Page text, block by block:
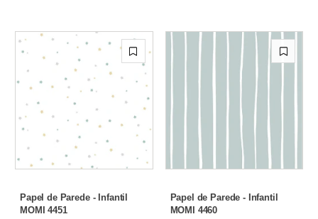
Papel de Parede - Infantil
MOMI 4451
Papel de Parede - Infantil
MOMI 4460